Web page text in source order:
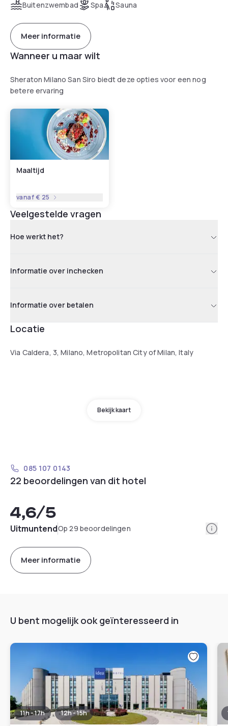
Buitenzwembad Spa Sauna
Meer informatie
Wanneer u maar wilt
Sheraton Milano San Siro biedt deze opties voor een nog
betere ervaring
Maaltijd
vanaf€ 25
Veelgestelde vragen
Hoe werkt het?
Informatie over inchecken
Informatie over betalen
Locatie
Via Caldera, 3, Milano, Metropolitan City of Milan, Italy
Bekijk kaart
085 107 0143
22 beoordelingen van dit hotel
4,6/5
UitmuntendOp 29 beoordelingen
Meer informatie
U bent mogelijk ook geïnteresseerd in
11h - 17h 12h - 15h